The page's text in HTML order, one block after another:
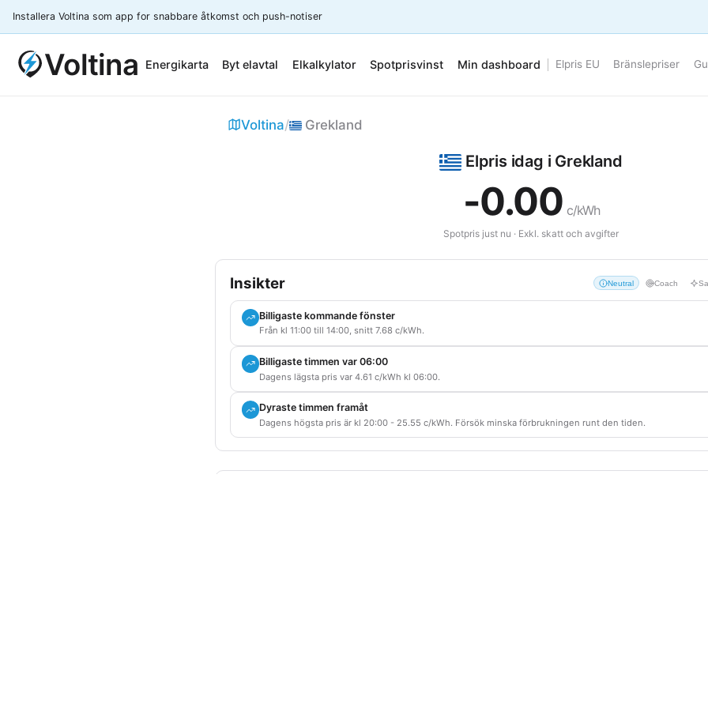
Installera Voltina som app for snabbare åtkomst och push-notiser
Voltina Energikarta Byt elavtal Elkalkylator Spotprisvinst Min dashboard Elpris EU Bränslepriser
Voltina/ Grekland
Elpris idag i Grekland
-0.00 c/kWh
Spotpris just nu · Exkl. skatt och avgifter
Insikter Neutral Coach
Billigaste kommande fönster
Från kl 11:00 till 14:00, snitt 7.68 c/kWh.
Billigaste timmen var 06:00
Dagens lägsta pris var 4.61 c/kWh kl 06:00.
Dyraste timmen framåt
Dagens högsta pris är kl 20:00 - 25.55 c/kWh. Försök minska förbrukningen runt den tiden.